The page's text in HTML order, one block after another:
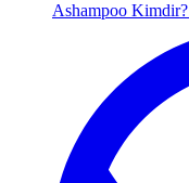
Ashampoo Kimdir?